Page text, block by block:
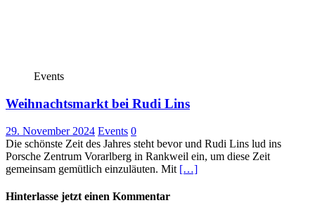
Events
Weihnachtsmarkt bei Rudi Lins
29. November 2024 Events 0
Die schönste Zeit des Jahres steht bevor und Rudi Lins lud ins
Porsche Zentrum Vorarlberg in Rankweil ein, um diese Zeit
gemeinsam gemütlich einzuläuten. Mit […]
Hinterlasse jetzt einen Kommentar